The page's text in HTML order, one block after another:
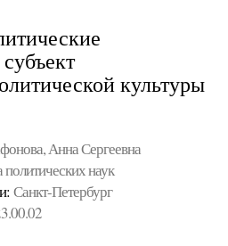
культуры
Анна Сергеевна
политических наук
Санкт-Петербург